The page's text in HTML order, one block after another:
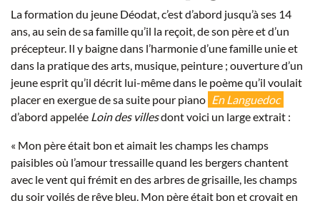
La formation du jeune Déodat, c’est d’abord jusqu’à ses 14
ans, au sein de sa famille qu’il la reçoit, de son père et d’un
précepteur. Il y baigne dans l’harmonie d’une famille unie et
dans la pratique des arts, musique, peinture ; ouverture d’un
jeune esprit qu’il décrit lui-même dans le poème qu’il voulait
placer en exergue de sa suite pour piano En Languedoc
d’abord appelée Loin des villesdont voici un large extrait :
« Mon père était bon et aimait les champs les champs
paisibles où l’amour tressaille quand les bergers chantent
avec le vent qui frémit en des arbres de grisaille, les champs
du soir voilés de rêve bleu. Mon père était bon et croyait en